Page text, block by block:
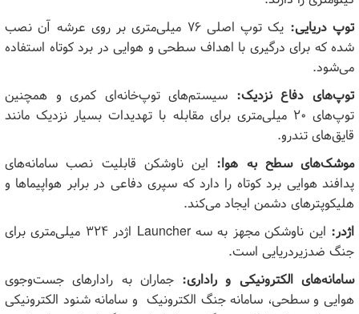
توپ دریایی:
یک توپ اصلی ۷۶ میلی‌متری بر روی عرشه آن نصب
شده که برای درگیری با اهداف سطحی و هوایی در برد کوتاه‌ استفاده
می‌شود.
توپ‌های دفاع نزدیک: سیستم‌های توپ‌خانه‌ای کمری و همچنین
توپ‌های ۲۰ میلی‌متری برای مقابله با تهدیدات بسیار نزدیک مانند
قایق‌های تندرو.
موشک‌های سطح به هوا: این ناوشکن قابلیت نصب سامانه‌های
پدافند هوایی برد کوتاه را دارد که سپری دفاعی در برابر هواپیماها و
هلیکوپترهای دشمن ایجاد می‌کند.
اژدر: این ناوشکن مجهز به سهLauncher
اژدر ۳۲۴ میلی‌متری برای
جنگ ضدزیردریایی است.
سامانه‌های الکترونیکی و راداری: جماران به رادارهای جست‌وجوی
هوایی و سطحی، سامانه جنگ الکترونیک و سامانه شنود الکترونیکی